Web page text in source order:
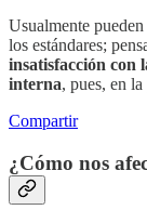
Usualmente
los estándares;
insatisfacción con
interna, pues, en
Compartir
¿Cómo nos